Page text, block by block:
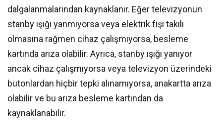
dalgalanmalarından kaynaklanır. Eğer televizyonun
stanby ışığı yanmıyorsa veya elektrik fişi takılı
olmasına rağmen cihaz çalışmıyorsa, besleme
kartında arıza olabilir. Ayrıca, stanby ışığı yanıyor
ancak cihaz çalışmıyorsa veya televizyon üzerindeki
butonlardan hiçbir tepki alınamıyorsa, anakartta arıza
olabilir ve bu arıza besleme kartından da
kaynaklanabilir.